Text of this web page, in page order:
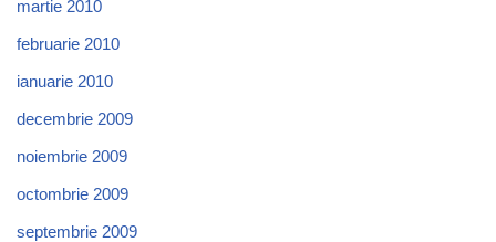
martie 2010
februarie 2010
ianuarie 2010
decembrie 2009
noiembrie 2009
octombrie 2009
septembrie 2009